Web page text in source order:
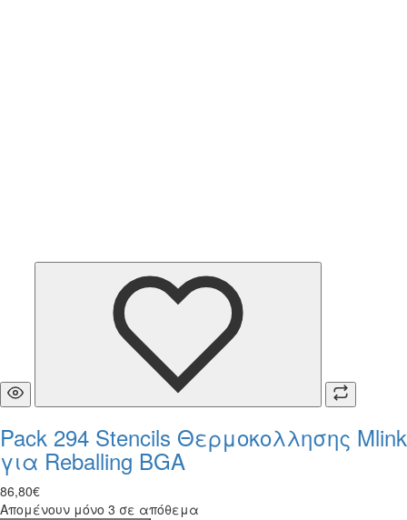
Pack 294 Stencils Θερμοκολλησης Mlink
για Reballing BGA
86,80€
Απομένουν μόνο 3 σε απόθεμα